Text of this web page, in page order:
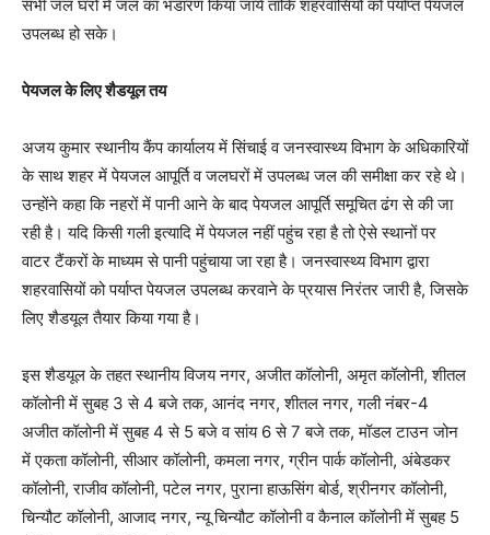
सभी जल घरों में जल का भंडारण किया जाये ताकि शहरवासियों को पर्याप्त पेयजल
उपलब्ध हो सके।
पेयजल के लिए शैडयूल तय
अजय कुमार स्थानीय कैंप कार्यालय में सिंचाई व जनस्वास्थ्य विभाग के अधिकारियों
के साथ शहर में पेयजल आपूर्ति व जलघरों में उपलब्ध जल की समीक्षा कर रहे थे।
उन्होंने कहा कि नहरों में पानी आने के बाद पेयजल आपूर्ति समूचित ढंग से की जा
रही है। यदि किसी गली इत्यादि में पेयजल नहीं पहुंच रहा है तो ऐसे स्थानों पर
वाटर टैंकरों के माध्यम से पानी पहुंचाया जा रहा है। जनस्वास्थ्य विभाग द्वारा
शहरवासियों को पर्याप्त पेयजल उपलब्ध करवाने के प्रयास निरंतर जारी है, जिसके
लिए शैडयूल तैयार किया गया है।
इस शैडयूल के तहत स्थानीय विजय नगर, अजीत कॉलोनी, अमृत कॉलोनी, शीतल
कॉलोनी में सुबह 3 से 4 बजे तक, आनंद नगर, शीतल नगर, गली नंबर-4
अजीत कॉलोनी में सुबह 4 से 5 बजे व सांय 6 से 7 बजे तक, मॉडल टाउन जोन
में एकता कॉलोनी, सीआर कॉलोनी, कमला नगर, ग्रीन पार्क कॉलोनी, अंबेडकर
कॉलोनी, राजीव कॉलोनी, पटेल नगर, पुराना हाऊसिंग बोर्ड, श्रीनगर कॉलोनी,
चिन्यौट कॉलोनी, आजाद नगर, न्यू चिन्यौट कॉलोनी व कैनाल कॉलोनी में सुबह 5